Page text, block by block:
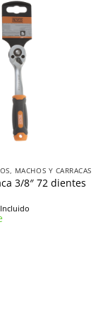
MACHOS Y CARRACAS
3/8″ 72 dientes